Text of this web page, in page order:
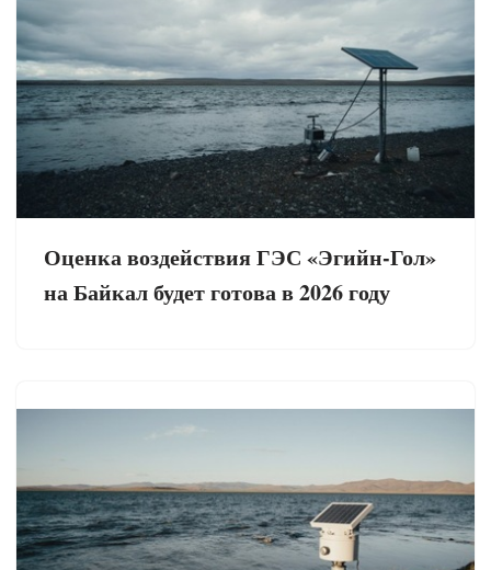
Оценка воздействия ГЭС «Эгийн-Гол»
на Байкал будет готова в 2026 году